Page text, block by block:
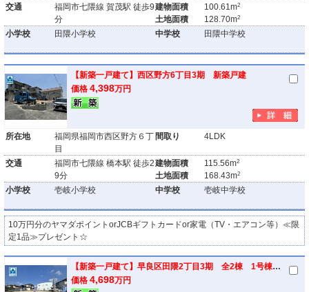
交通
福岡市七隈線 賀茂駅 徒歩9
分
建物面積
土地面積
100.61m2
128.70m2
小学校 田隈小学校 中学校 田隈中学校
【新築一戸建て】西区野方6丁目3期 新築戸建
価格 4,398万円
所在地
福岡県福岡市西区野方６丁
目
間取り 4LDK
交通
福岡市七隈線 橋本駅 徒歩2
9分
建物面積
土地面積
115.56m2
168.43m2
小学校 壱岐小学校 中学校 壱岐中学校
10万円分のヤマダポイントorJCBギフトカードor家電（TV・エアコン等）≪限
定1品≫プレゼント☆
【新築一戸建て】早良区田隈2丁目3期 全2棟 1号棟 新築戸建
価格 4,698万円